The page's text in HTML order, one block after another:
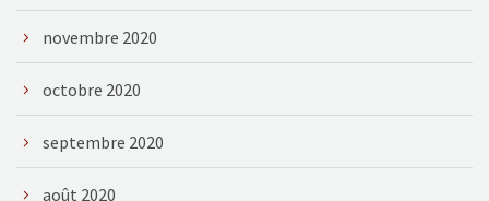
novembre 2020
octobre 2020
septembre 2020
août 2020